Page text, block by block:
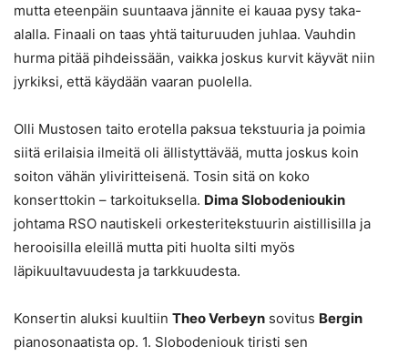
mutta eteenpäin suuntaava jännite ei kauaa pysy taka-
alalla. Finaali on taas yhtä taituruuden juhlaa. Vauhdin
hurma pitää pihdeissään, vaikka joskus kurvit käyvät niin
jyrkiksi, että käydään vaaran puolella.
Olli Mustosen taito erotella paksua tekstuuria ja poimia
siitä erilaisia ilmeitä oli ällistyttävää, mutta joskus koin
soiton vähän yliviritteisenä. Tosin sitä on koko
konserttokin – tarkoituksella. Dima Slobodenioukin
johtama RSO nautiskeli orkesteritekstuurin aistillisilla ja
herooisilla eleillä mutta piti huolta silti myös
läpikuultavuudesta ja tarkkuudesta.
Konsertin aluksi kuultiin Theo Verbeyn sovitus Bergin
pianosonaatista op. 1. Slobodeniouk tiristi sen